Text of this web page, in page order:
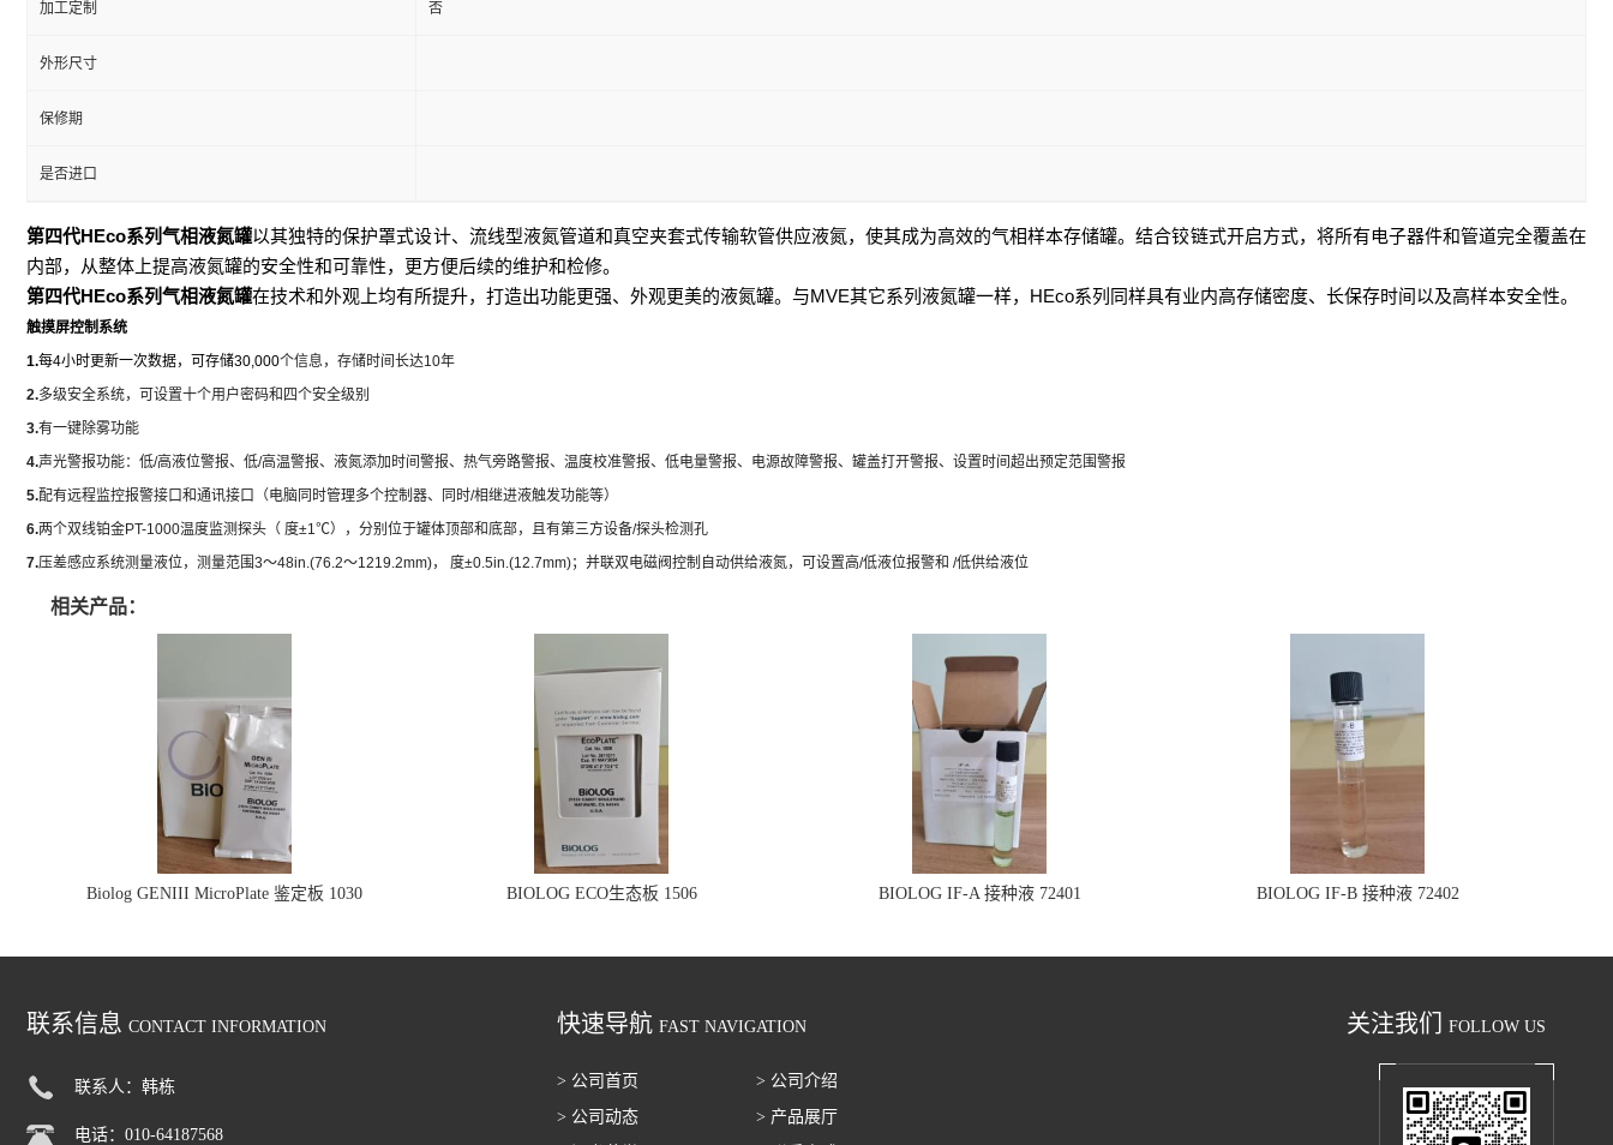
加工定制 否
外形尺寸
保修期
是否进口
第四代HEco系列气相液氮罐以其独特的保护罩式设计、流线型液氮管道和真空夹套式传输软管供应液氮，使其成为高效的气相样本存储罐。结合铰链式开启方式，将所有电子器件和管道完全覆盖在
内部，从整体上提高液氮罐的安全性和可靠性，更方便后续的维护和检修。
第四代HEco系列气相液氮罐在技术和外观上均有所提升，打造出功能更强、外观更美的液氮罐。与MVE其它系列液氮罐一样，HEco系列同样具有业内高存储密度、长保存时间以及高样本安全性。
触摸屏控制系统
1.每4小时更新一次数据，可存储30,000个信息，存储时间长达10年
2.多级安全系统，可设置十个用户密码和四个安全级别
3.有一键除雾功能
4.声光警报功能：低/高液位警报、低/高温警报、液氮添加时间警报、热气旁路警报、温度校准警报、低电量警报、电源故障警报、罐盖打开警报、设置时间超出预定范围警报
5.配有远程监控报警接口和通讯接口（电脑同时管理多个控制器、同时/相继进液触发功能等）
6.两个双线铂金PT-1000温度监测探头（ 度±1℃），分别位于罐体顶部和底部，且有第三方设备/探头检测孔
7.压差感应系统测量液位，测量范围3～48in.(76.2～1219.2mm)， 度±0.5in.(12.7mm)；并联双电磁阀控制自动供给液氮，可设置高/低液位报警和 /低供给液位
相关产品：
Biolog GENIII MicroPlate 鉴定板 1030 BIOLOG ECO生态板 1506 BIOLOG IF-A 接种液 72401 BIOLOG IF-B 接种液 72402
联系信息 CONTACT INFORMATION
联系人：韩栋
电话：010-64187568
快速导航 FAST NAVIGATION
> 公司首页
> 公司介绍
> 公司动态
> 产品展厅
关注我们 FOLLOW US